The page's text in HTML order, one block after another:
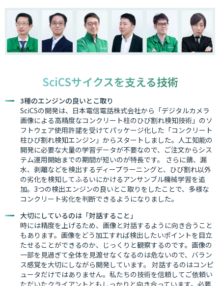
SciCSサイクスを支える技術
3種のエンジンの良いとこ取り
SciCSの開発は、日本電信電話株式会社から「デジタルカメラ
画像による高精度なコンクリート柱のひび割れ検知技術」のソ
フトウェア使用許諾を受けてパッケージ化した「コンクリート
柱ひび割れ検知エンジン」からスタートしました。人工知能の
開発に必要な大量の学習データが不要なので、ご注文からシス
テム運用開始までの期間が短いのが特長です。 さらに錆、漏
水、剥離などを検出するディープラーニングと、ひび割れ以外
の劣化を検知してふるいにかけるアンサンブル機械学習を追
加。3つの検出エンジンの良いとこ取りをしたことで、多様な
コンクリート劣化を判断できるようになりました。
大切にしているのは「対話すること」
時には精度を上げるため、画像と対話するように向き合うこと
もあります。画像をどう加工すれば検出したいポイントを目立
たせることができるのか、じっくりと観察するのです。画像の
一部を見過ぎて全体を見渡せなくなるのは危ないので、バラン
ス感覚を大切にしながら開発しています。 対話するのはコンピ
ュータだけではありません。私たちの技術を信頼してご依頼い
ただいたクライアントともしっかりと向き合っています。必要